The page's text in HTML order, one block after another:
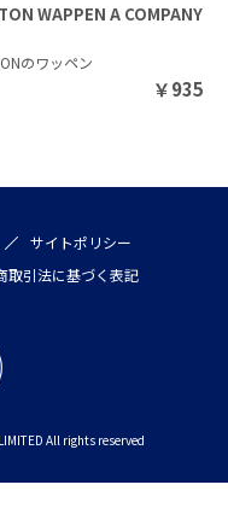
WAPPEN A COMPANY
のワッペン
￥935
サイトポリシー
取引法に基づく表記
All rights reserved